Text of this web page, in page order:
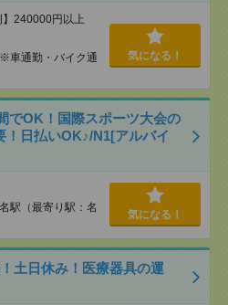
240000円以上
通勤・バイク通
気になる！
でOK！国際スポーツ大会の
日払いOK♪/N1[アルバイ
駅（最寄り駅：名
気になる！
土日休み！医療器具の運